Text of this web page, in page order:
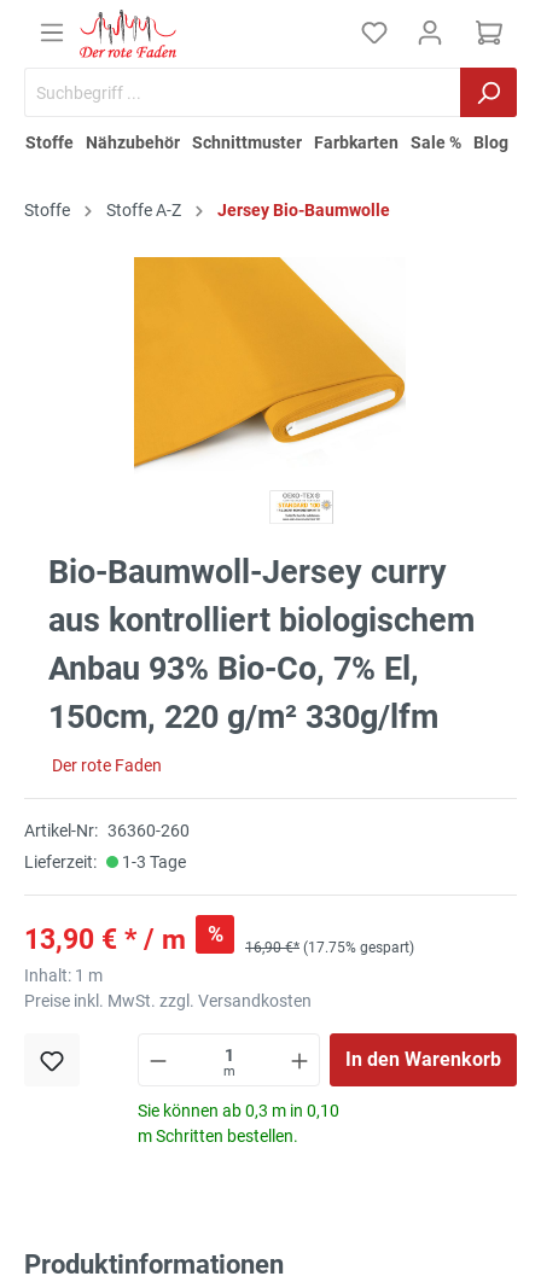
Stoffe Nähzubehör Schnittmuster Farbkarten Sale % Blog
Stoffe Stoffe A-Z Jersey Bio-Baumwolle
Bio-Baumwoll-Jersey curry
aus kontrolliert biologischem
Anbau 93% Bio-Co, 7% El,
150cm, 220 g/m² 330g/lfm
Der rote Faden
Artikel-Nr: 36360-260
Lieferzeit:
1-3 Tage
13,90 € * / m %
16,90 €* (17.75% gespart)
Inhalt: 1 m
Preise inkl. MwSt. zzgl. Versandkosten
m
In den Warenkorb
Sie können ab 0,3 m in 0,10
m Schritten bestellen.
Produktinformationen